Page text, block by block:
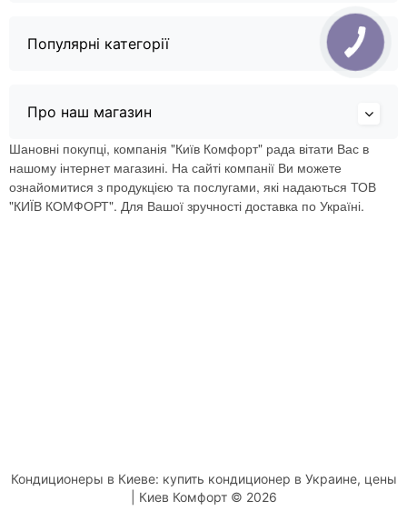
Популярні категорії
Про наш магазин
Шановні покупці, компанія "Київ Комфорт" рада вітати Вас в
нашому інтернет магазині. На сайті компанії Ви можете
ознайомитися з продукцією та послугами, які надаються ТОВ
"КИЇВ КОМФОРТ". Для Вашої зручності доставка по Україні.
Кондиционеры в Киеве: купить кондиционер в Украине, цены
| Киев Комфорт © 2026